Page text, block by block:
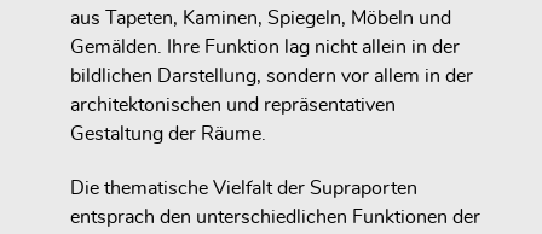
aus Tapeten, Kaminen, Spiegeln, Möbeln und
Gemälden. Ihre Funktion lag nicht allein in der
bildlichen Darstellung, sondern vor allem in der
architektonischen und repräsentativen
Gestaltung der Räume.
Die thematische Vielfalt der Supraporten
entsprach den unterschiedlichen Funktionen der